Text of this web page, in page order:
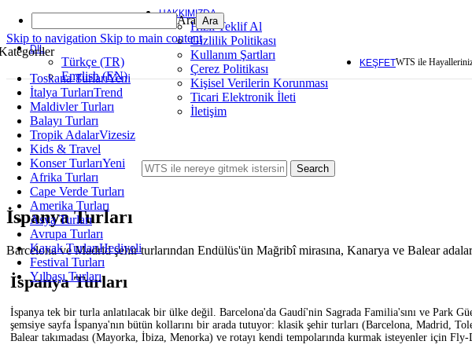
Ara
Skip to navigation Skip to main content
DIL
Türkçe (TR)
English (EN)
HAKKIMIZDA
Hızlı Teklif Al
Gizlilik Politikası
Kullanım Şartları
Çerez Politikası
Kişisel Verilerin Korunması
Ticari Elektronik İleti
İletişim
KEŞFETWTS ile
-20% Popüler EndonezyaBali⭐⭐⭐⭐⭐
Hızlı Teklif Al
Quick view
Karşılaştır
Beğen
Six Senses Uluwatu Bali
409€ Orijinal fiyat: 409 €.
-45% Popüler Maldivler ⭐⭐⭐⭐⭐
Hızlı Teklif Al
Quick view
Karşılaştır
Beğen
Sheraton Maldives Full Moon Resort & Spa
539€ Orijinal fiyat: 539 €.299€Şu andaki fiyat: 299 €. 'dan itibaren
EndonezyaBaliNusa Dua⭐⭐⭐⭐⭐
Toskana TurlarıYeni
İtalya TurlarıTrend
Maldivler Turları
Balayı Turları
Tropik AdalarVizesiz
Kids & Travel
Konser TurlarıYeni
Afrika Turları
Cape Verde Turları
Amerika Turları
Asya Turları
Avrupa Turları
Kayak TurlarıHediyeli
Festival Turları
Yılbaşı Turları
Search
İspanya Turları
Barcelona ve Madrid şehir turlarından Endülüs'ün Mağribî mirasına, Kanarya ve Balear
İspanya Turları
İspanya tek bir turla anlatılacak bir ülke değil. Barcelona'da Gaudí'nin Sagrada Familia'sını ve Park
şemsiye sayfa İspanya'nın bütün kollarını bir arada tutuyor: klasik şehir turları (Barcelona, Madrid,
Balear takımadası (Mayorka, İbiza, Menorka) ve rotayı kendi tempolarında kurmak isteyenler için